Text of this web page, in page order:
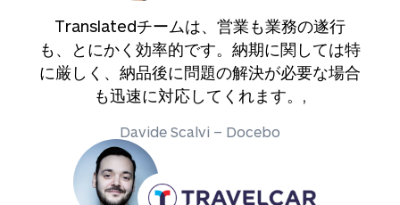
Translatedチームは、営業も業務の遂行
も、とにかく効率的です。納期に関しては特
に厳しく、納品後に問題の解決が必要な場合
も迅速に対応してくれます。,
Davide Scalvi – Docebo